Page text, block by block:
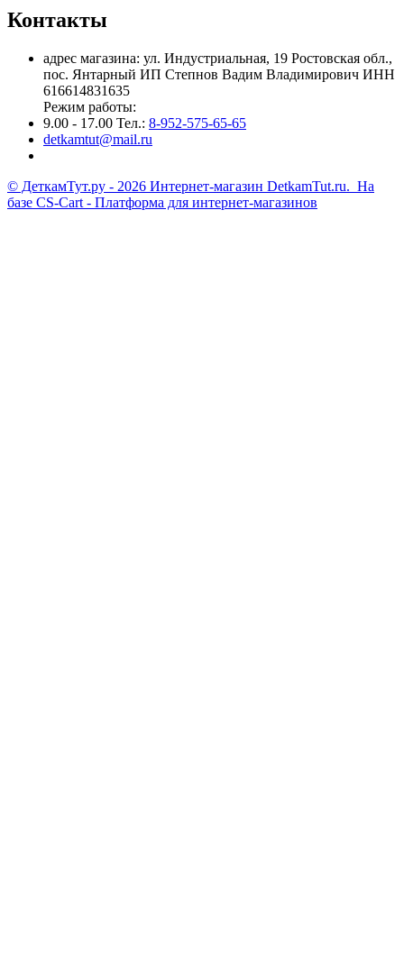
Контакты
адрес магазина: ул. Индустриальная, 19 Ростовская обл.,
пос. Янтарный ИП Степнов Вадим Владимирович ИНН
616614831635
Режим работы:
9.00 - 17.00 Тел.: 8-952-575-65-65
detkamtut@mail.ru
© ДеткамТут.ру - 2026 Интернет-магазин DetkamTut.ru. На
базе CS-Cart - Платформа для интернет-магазинов